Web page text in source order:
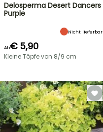
Delosperma Desert Dancers
Purple
Nicht lieferbar
Ab€ 5,90
Kleine Töpfe von 8/9 cm